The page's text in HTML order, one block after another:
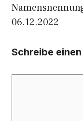
06.12.2022
Schreibe